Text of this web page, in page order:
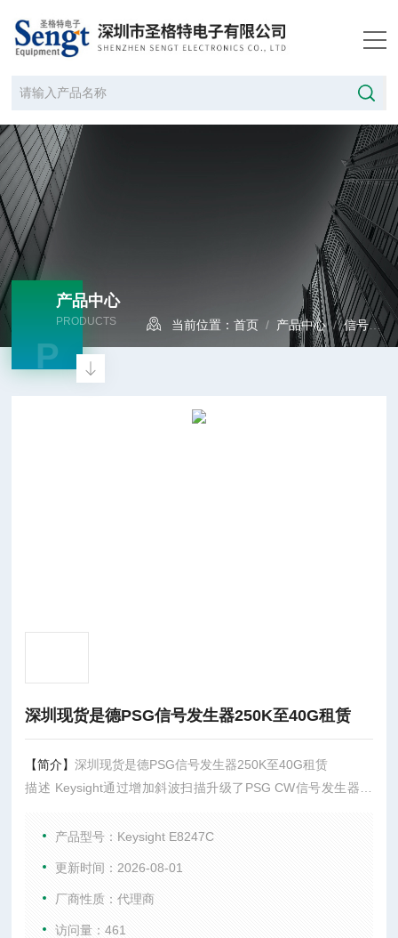
产品中心
PRODUCTS
P
当前位置：首页 / 产品中心/信号发生器
深圳现货是德PSG信号发生器250K至40G租赁
【简介】深圳现货是德PSG信号发生器250K至40G租赁
描述 Keysight通过增加斜波扫描升级了PSG CW信号发生器，
量网络分析仪。 E8247C PGS CW信号发生器保留了业内领的
产品型号：Keysight E8247C
更新时间：2026-08-01
厂商性质：代理商
访问量：461